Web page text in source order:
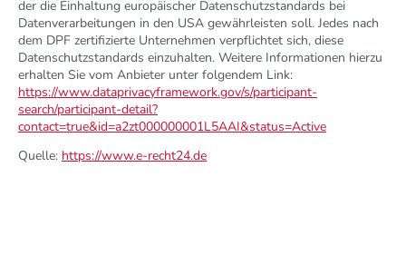
der die Einhaltung europäischer Datenschutzstandards bei
Datenverarbeitungen in den USA gewährleisten soll. Jedes nach
dem DPF zertifizierte Unternehmen verpflichtet sich, diese
Datenschutzstandards einzuhalten. Weitere Informationen hierzu
erhalten Sie vom Anbieter unter folgendem Link:
https://www.dataprivacyframework.gov/s/participant-
search/participant-detail?
contact=true&id=a2zt000000001L5AAI&status=Active
Quelle: https://www.e-recht24.de